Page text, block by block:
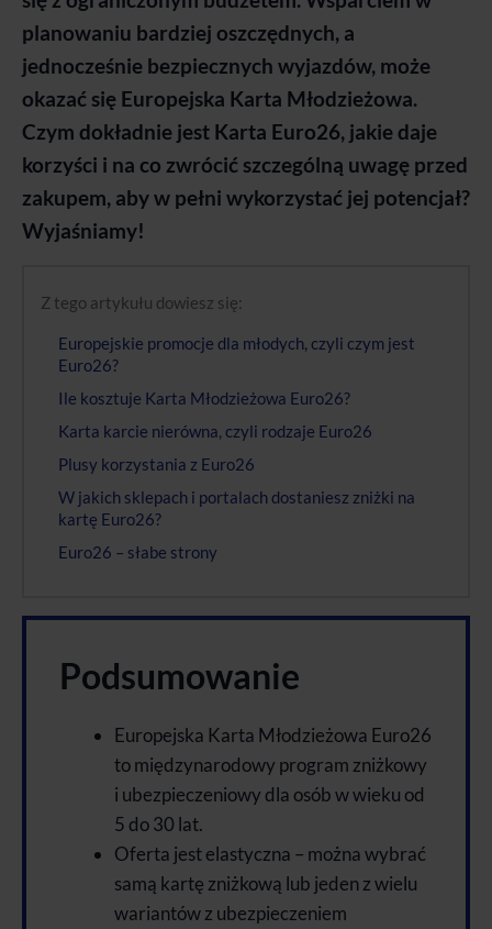
planowaniu bardziej oszczędnych, a
jednocześnie bezpiecznych wyjazdów, może
okazać się Europejska Karta Młodzieżowa.
Czym dokładnie jest Karta Euro26, jakie daje
korzyści i na co zwrócić szczególną uwagę przed
zakupem, aby w pełni wykorzystać jej potencjał?
Wyjaśniamy!
Podsumowanie
Europejska Karta Młodzieżowa Euro26
to międzynarodowy program zniżkowy
i ubezpieczeniowy dla osób w wieku od
5 do 30 lat.
Oferta jest elastyczna – można wybrać
samą kartę zniżkową lub jeden z wielu
wariantów z ubezpieczeniem
Z tego artykułu dowiesz się:
Europejskie promocje dla młodych, czyli czym jest
Euro26?
Ile kosztuje Karta Młodzieżowa Euro26?
Karta karcie nierówna, czyli rodzaje Euro26
Plusy korzystania z Euro26
W jakich sklepach i portalach dostaniesz zniżki na
kartę Euro26?
Euro26 – słabe strony